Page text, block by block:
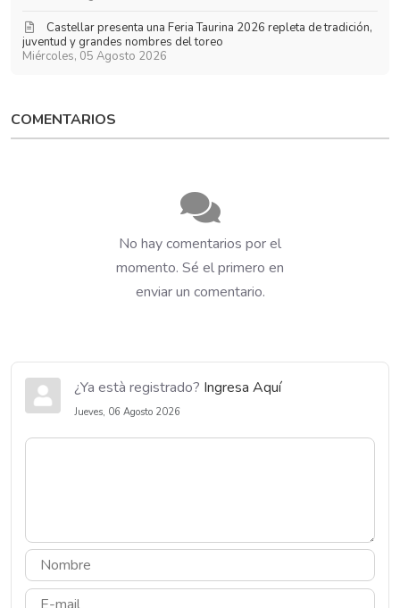
Miércoles, 05 Agosto 2026
​Castellar presenta una Feria Taurina 2026 repleta de tradición,
juventud y grandes nombres del toreo
COMENTARIOS
No hay comentarios por el
momento. Sé el primero en
enviar un comentario.
¿Ya està registrado? Ingresa Aquí
Jueves, 06 Agosto 2026